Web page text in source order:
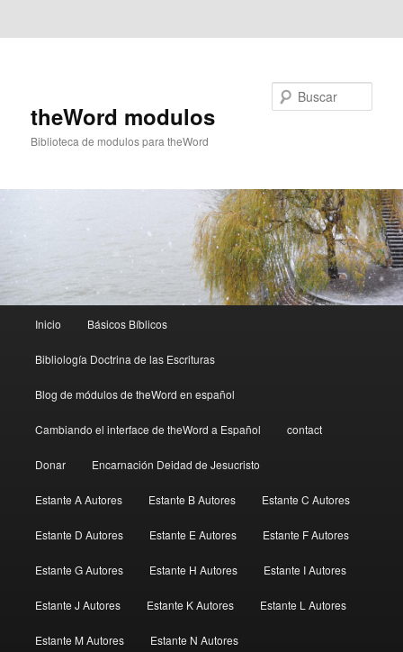
theWord modulos
Biblioteca de modulos para theWord
principal
Inicio Básicos Bíblicos
Bibliología Doctrina de las Escrituras
Blog de módulos de theWord en español
Cambiando el interface de theWord a Español contact
Donar Encarnación Deidad de Jesucristo
Estante A Autores Estante B Autores Estante C Autores
Estante D Autores Estante E Autores Estante F Autores
Estante G Autores Estante H Autores Estante I Autores
Estante J Autores Estante K Autores Estante L Autores
Estante M Autores Estante N Autores